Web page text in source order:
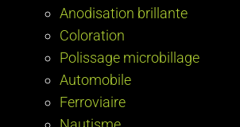
Anodisation brillante
Coloration
Polissage microbillage
Automobile
Ferroviaire